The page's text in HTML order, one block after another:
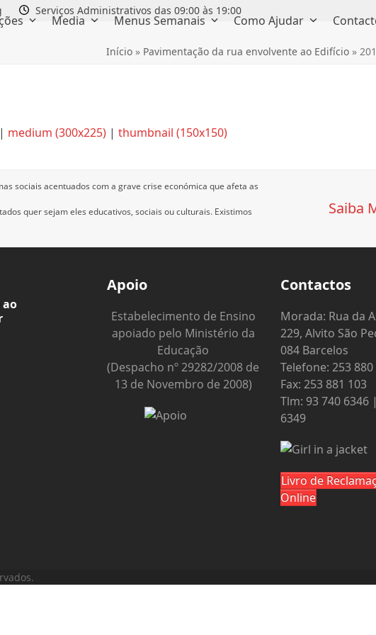
Serviços Administrativos das 09:00 às 19:00
Media Menus Semanais Como Ajudar
Início » Pavimentação da rua envolvente ao Edifício »
| medium (300x225) | thumbnail (150x150)
sociais acentuados com a grave crise económica que afeta as
quer sejam eles educativos, sociais ou culturais. Existimos Saiba
Apoio
Estabelecimento de Ensino
apoiado pelo Ministério da
Educação
(Despacho nº 29282/2008 de
13 de Novembro de 2008)
Contactos
Morada: Rua da
229, Alvito São
084 Barcelos
Telefone: 253 880
Fax: 253 881 103
Tlm: 93 740 6346
6349
Livro de
Online